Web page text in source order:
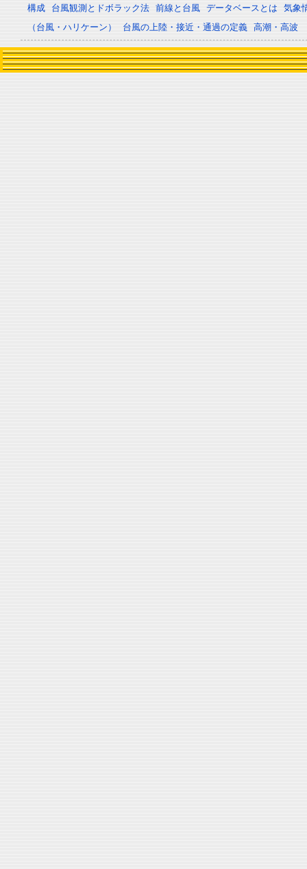
構成 台風観測とドボラック法 前線と台風 データベースとは
気象
（台風・ハリケーン）
台風の上陸・接近・通過の定義 高潮・高波